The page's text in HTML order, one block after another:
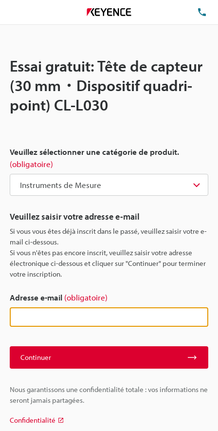
Essai gratuit: Tête de capteur
(30 mm・Dispositif quadri-
point) CL-L030
Veuillez sélectionner une catégorie de produit.
(obligatoire)
Veuillez saisir votre adresse e-mail
Si vous vous êtes déjà inscrit dans le passé, veuillez saisir votre e-
mail ci-dessous.
Si vous n'êtes pas encore inscrit, veuillez saisir votre adresse
électronique ci-dessous et cliquer sur "Continuer" pour terminer
votre inscription.
Adresse e-mail (obligatoire)
Continuer
Nous garantissons une confidentialité totale : vos informations ne
seront jamais partagées.
Confidentialité